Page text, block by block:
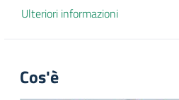
Ulteriori informazioni
Cos'è